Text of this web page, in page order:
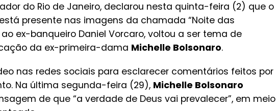
do Rio de Janeiro, declarou nesta quinta-feira (2) que o
presente nas imagens da chamada “Noite das
ex-banqueiro Daniel Vorcaro, voltou a ser tema de
da ex-primeira-dama Michelle Bolsonaro.
nas redes sociais para esclarecer comentários feitos por
Na última segunda-feira (29), Michelle Bolsonaro
de que “a verdade de Deus vai prevalecer”, em meio